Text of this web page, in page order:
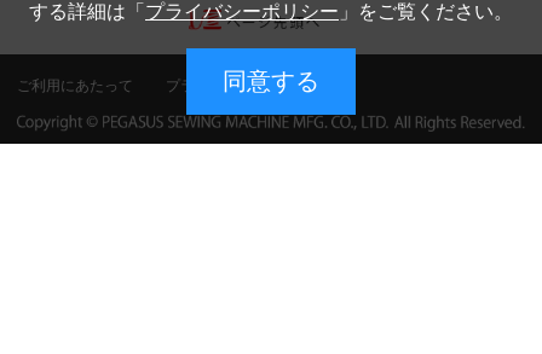
ご利用にあたって プライバシーポリシー
する詳細は「 プライバシーポリシー 」をご覧ください。
同意する